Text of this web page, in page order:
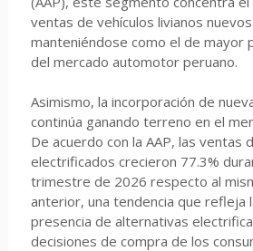
ventas de vehículos livianos
manteniéndose como el de mayor
del mercado automotor peruano.
Asimismo, la incorporación de
continúa ganando terreno en el
De acuerdo con la AAP, las ventas
electrificados crecieron 77.3%
trimestre de 2026 respecto al
anterior, una tendencia que refleja
presencia de alternativas
decisiones de compra de los